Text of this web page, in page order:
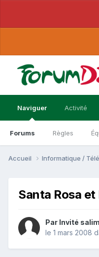
Naviguer
Forums Règles
Activité
Accueil Informatique /
Santa Rosa
Par Invité
le 1 mars 2008